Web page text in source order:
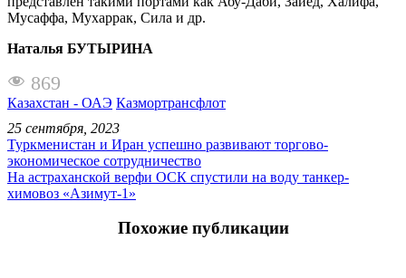
Мусаффа, Мухаррак, Сила и др.
Наталья БУТЫРИНА
869
Казахстан - ОАЭ Казмортрансфлот
25 сентября, 2023
Туркменистан и Иран успешно развивают торгово-
экономическое сотрудничество
На астраханской верфи ОСК спустили на воду танкер-
химовоз «Азимут-1»
Похожие публикации